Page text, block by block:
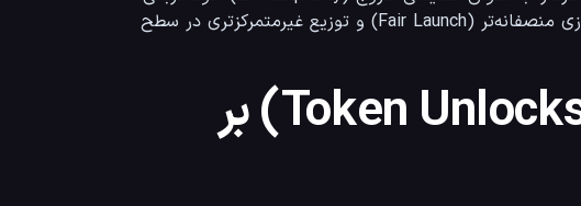
تاثیر آزادسازی توکن‌ها (Token Unlocks) بر